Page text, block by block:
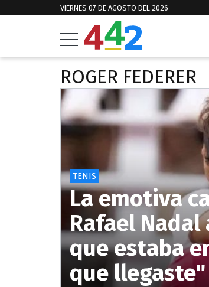
VIERNES 07 DE AGOSTO DEL 2026
ROGER FEDERER
TENIS
La emotiva
Rafael Nadal
que estaba
que llegaste"